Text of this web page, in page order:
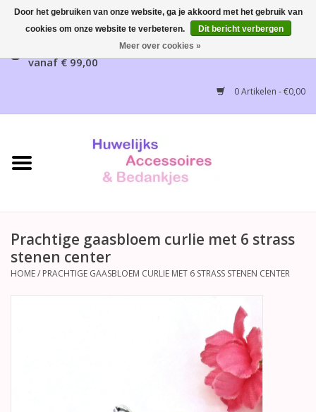
Gratis verzending mogelijk, NL vanaf € 65,00, België
vanaf € 99,00
0 Artikelen - €0,00
Home
Bruidsaccessoires
Huwelijksreceptie
Prachtige gaasbloem curlie met 6 strass
stenen center
HOME/ PRACHTIGE GAASBLOEM CURLIE MET 6 STRASS STENEN CENTER
Door het gebruiken van onze website, ga je akkoord met het gebruik van
cookies om onze website te verbeteren.
Dit bericht verbergen
Meer over cookies »